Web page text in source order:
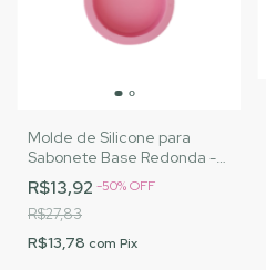
Molde de Silicone para
Sabonete Base Redonda -
MJ Artesanatos|Cód. 2352
R$13,92 -50%OFF
R$27,83
R$13,78 com Pix